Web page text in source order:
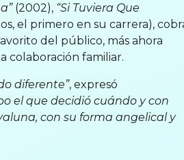
(2002), “Si Tuviera Que
el primero en su carrera),
del público, más ahora
colaboración familiar.
diferente”, expresó
el que decidió cuándo y con
con su forma angelical y